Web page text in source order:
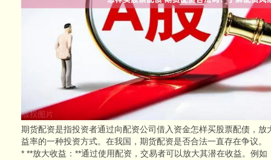
期货配资是指投资者通过向配资公司借入资金怎样买股票配债，放
益率的一种投资方式。在我国，期货配资是否合法一直存在争议。
* **放大收益：**通过使用配资，交易者可以放大其潜在收益。例